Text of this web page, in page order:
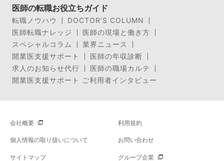
医師の転職お役立ちガイド
転職ノウハウ
DOCTOR’S COLUMN
医師転職ナレッジ
医師の現場と働き方
スペシャルコラム
業界ニュース
開業医支援サポート
医師の年収診断
求人のお知らせ代行
医師の職場カルテ
開業医支援サポート ご利用者インタビュー
会社概要 利用規約
個人情報の取り扱いについて お問い合わせ
サイトマップ グループ企業